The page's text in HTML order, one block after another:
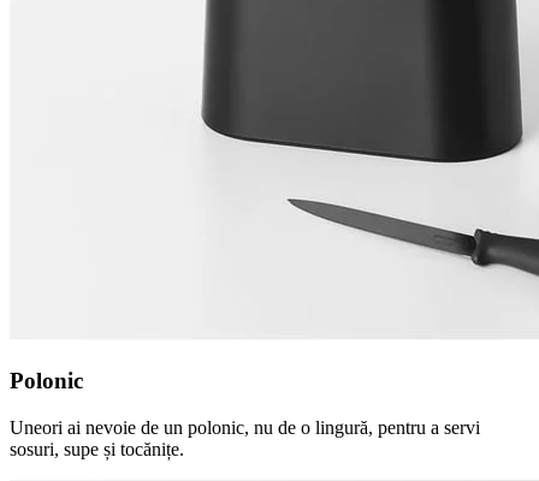
Polonic
Uneori ai nevoie de un polonic, nu de o lingură, pentru a servi
sosuri, supe și tocănițe.